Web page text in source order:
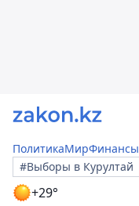
ПолитикаМирФинансы
#Выборы в Курултай
+29°